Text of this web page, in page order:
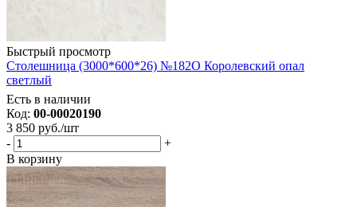
Быстрый просмотр
Столешница (3000*600*26) №182О Королевский опал
светлый
Есть в наличии
Код: 00-00020190
3 850 руб./шт
-
+
В корзину